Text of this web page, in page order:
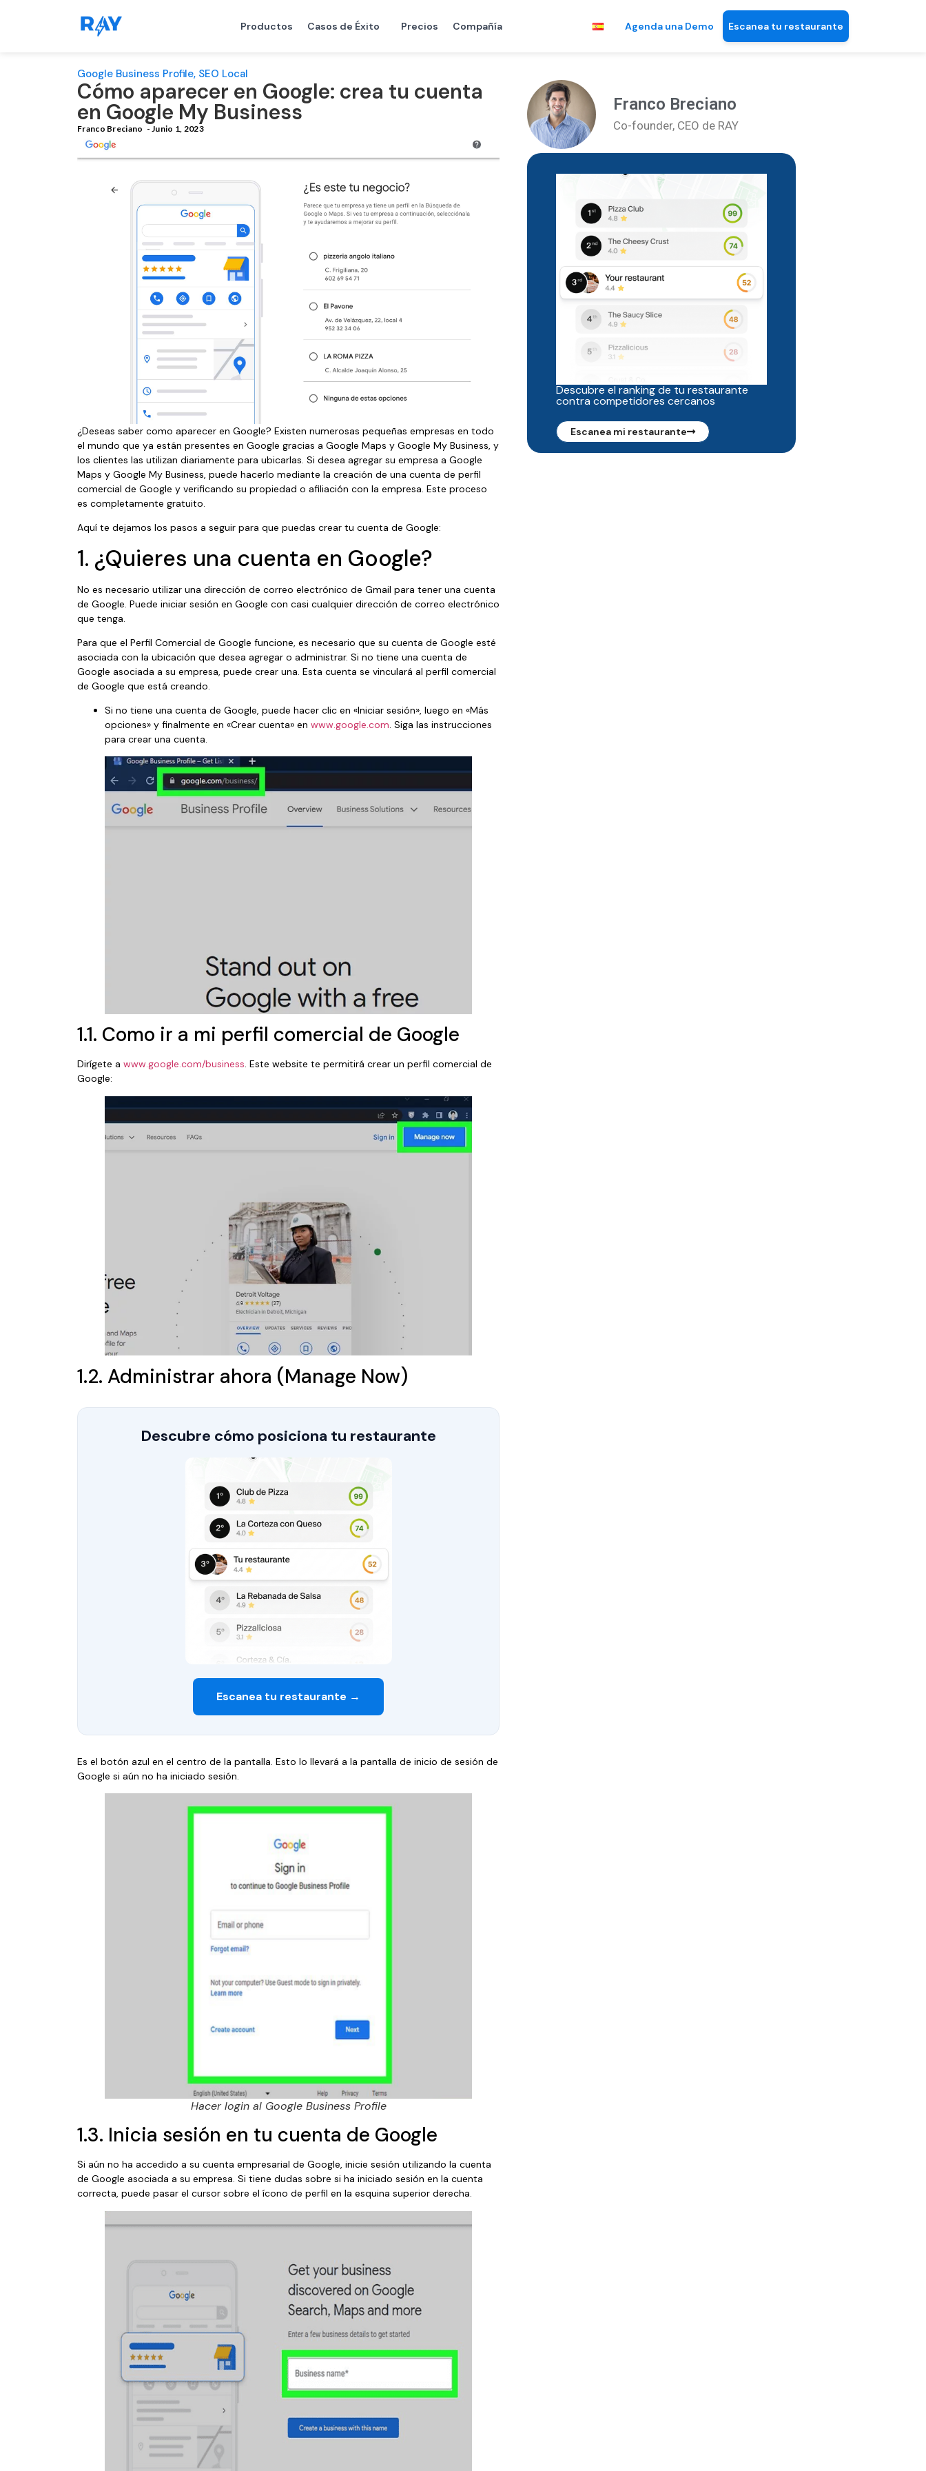
Productos Casos de Éxito Precios Compañía Agenda una Demo Escanea tu restaurante
Google Business Profile, SEO Local
Cómo aparecer en Google: crea tu cuenta
en Google My Business
Franco Breciano - Junio 1, 2023
¿Deseas saber como aparecer en Google? Existen numerosas pequeñas empresas en todo
el mundo que ya están presentes en Google gracias a Google Maps y Google My Business, y
los clientes las utilizan diariamente para ubicarlas. Si desea agregar su empresa a Google
Maps y Google My Business, puede hacerlo mediante la creación de una cuenta de perfil
comercial de Google y verificando su propiedad o afiliación con la empresa. Este proceso
es completamente gratuito.
Aquí te dejamos los pasos a seguir para que puedas crear tu cuenta de Google:
1. ¿Quieres una cuenta en Google?
No es necesario utilizar una dirección de correo electrónico de Gmail para tener una cuenta
de Google. Puede iniciar sesión en Google con casi cualquier dirección de correo electrónico
que tenga.
Para que el Perfil Comercial de Google funcione, es necesario que su cuenta de Google esté
asociada con la ubicación que desea agregar o administrar. Si no tiene una cuenta de
Google asociada a su empresa, puede crear una. Esta cuenta se vinculará al perfil comercial
de Google que está creando.
Si no tiene una cuenta de Google, puede hacer clic en «Iniciar sesión», luego en «Más
opciones» y finalmente en «Crear cuenta» en www.google.com. Siga las instrucciones
para crear una cuenta.
1.1. Como ir a mi perfil comercial de Google
Dirígete a www.google.com/business. Este website te permitirá crear un perfil comercial de
Google:
1.2. Administrar ahora (Manage Now)
Descubre cómo posiciona tu restaurante
Escanea tu restaurante →
Es el botón azul en el centro de la pantalla. Esto lo llevará a la pantalla de inicio de sesión de
Google si aún no ha iniciado sesión.
Hacer login al Google Business Profile
1.3. Inicia sesión en tu cuenta de Google
Si aún no ha accedido a su cuenta empresarial de Google, inicie sesión utilizando la cuenta
de Google asociada a su empresa. Si tiene dudas sobre si ha iniciado sesión en la cuenta
correcta, puede pasar el cursor sobre el ícono de perfil en la esquina superior derecha.
Franco Breciano
Co-founder, CEO de RAY
Descubre el ranking de tu restaurante
contra competidores cercanos
Escanea mi restaurante